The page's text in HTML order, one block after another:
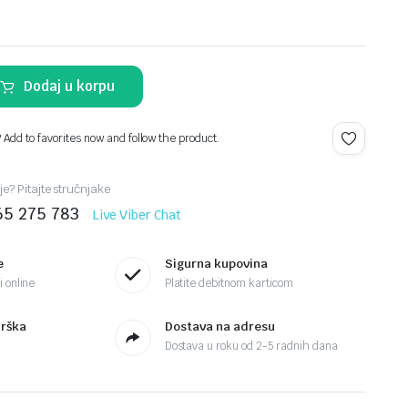
Dodaj u korpu
to favorites now and follow the product.
Pitajte stručnjake
275 783 Live Viber Chat
online
Sigurna kupovina
Platite debitnom karticom
Dostava na adresu
Dostava u roku od 2-5 radnih dana